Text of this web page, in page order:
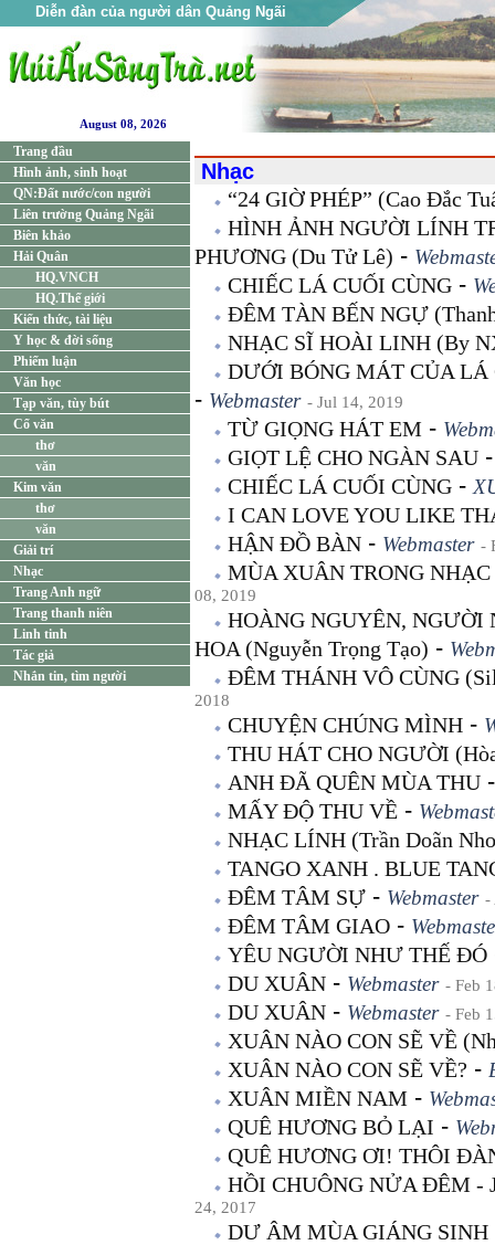
Diễn đàn của người dân Quảng Ngãi
August 08, 2026
Trang đầu
Hình ảnh, sinh hoạt
QN:Đất nước/con người
Liên trường Quảng Ngãi
Biên khảo
Hải Quân
HQ.VNCH
HQ.Thế giới
Kiến thức, tài liệu
Y học & đời sống
Phiếm luận
Văn học
Tạp văn, tùy bút
Cổ văn
thơ
văn
Kim văn
thơ
văn
Giải trí
Nhạc
Trang Anh ngữ
Trang thanh niên
Linh tinh
Tác giả
Nhắn tin, tìm người
Nhạc
“24 GIỜ PHÉP” (Cao Đắc
HÌNH ẢNH NGƯỜI LÍNH
PHƯƠNG (Du Tử Lê) -
CHIẾC LÁ CUỐI CÙNG -
ĐÊM TÀN BẾN NGỰ
NHẠC SĨ HOÀI LINH (By
DƯỚI BÓNG MÁT CỦA LÁ
- Webmaster - Jul 14, 2019
TỪ GIỌNG HÁT EM -
GIỌT LỆ CHO NGÀN SAU
CHIẾC LÁ CUỐI CÙNG -
I CAN LOVE YOU LIKE
HẬN ĐỒ BÀN - Webmaster -
MÙA XUÂN TRONG
08, 2019
HOÀNG NGUYÊN,
HOA (Nguyễn Trọng Tạo) -
ĐÊM THÁNH VÔ CÙNG
2018
CHUYỆN CHÚNG MÌNH -
THU HÁT CHO NGƯỜI
ANH ĐÃ QUÊN MÙA THU
MẤY ĐỘ THU VỀ -
NHẠC LÍNH (Trần Doãn
TANGO XANH . BLUE
ĐÊM TÂM SỰ - Webmaster -
ĐÊM TÂM GIAO -
YÊU NGƯỜI NHƯ THẾ ĐÓ
DU XUÂN - Webmaster - Feb
DU XUÂN - Webmaster - Feb
XUÂN NÀO CON SẼ VỀ
XUÂN NÀO CON SẼ VỀ? -
XUÂN MIỀN NAM -
QUÊ HƯƠNG BỎ LẠI -
QUÊ HƯƠNG ƠI! THÔI
HỒI CHUÔNG NỬA ĐÊM -
24, 2017
DƯ ÂM MÙA GIÁNG SINH